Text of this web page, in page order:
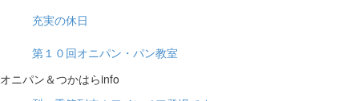
充実の休日
第１０回オニパン・パン教室
オニパン＆つかはらinfo